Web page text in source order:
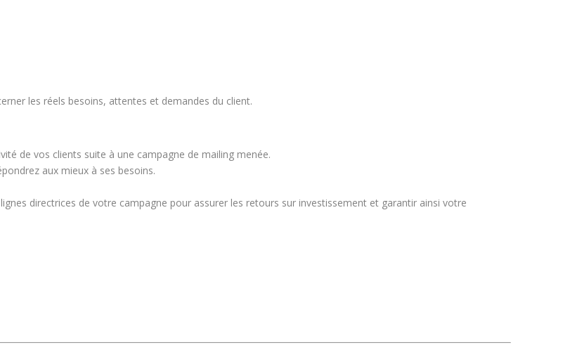
les réels besoins, attentes et demandes du client.
de vos clients suite à une campagne de mailing menée.
aux mieux à ses besoins.
directrices de votre campagne pour assurer les retours sur investissement et garantir ainsi votre